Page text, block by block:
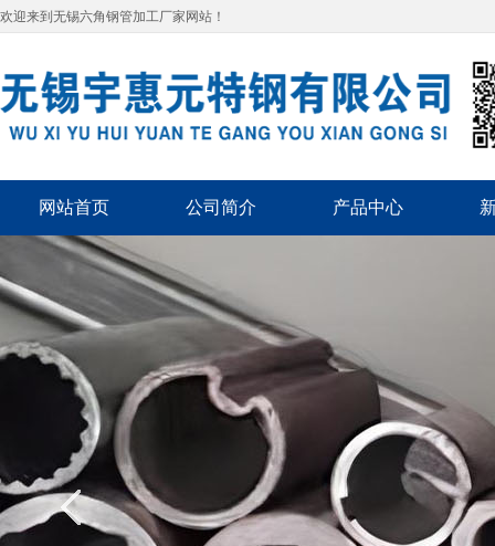
欢迎来到无锡六角钢管加工厂家网站！
网站首页 公司简介 产品中心